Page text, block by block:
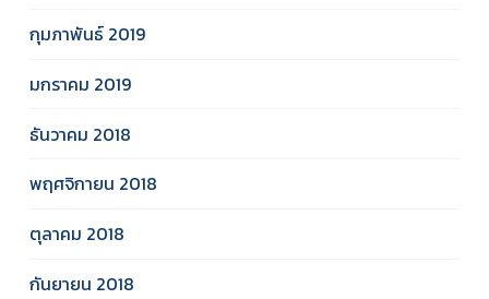
กุมภาพันธ์ 2019
มกราคม 2019
ธันวาคม 2018
พฤศจิกายน 2018
ตุลาคม 2018
กันยายน 2018